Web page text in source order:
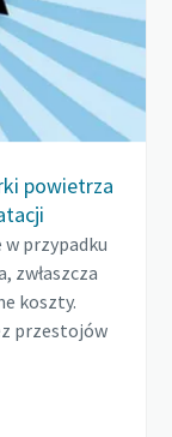
powietrza
przypadku
zwłaszcza
koszty.
przestojów